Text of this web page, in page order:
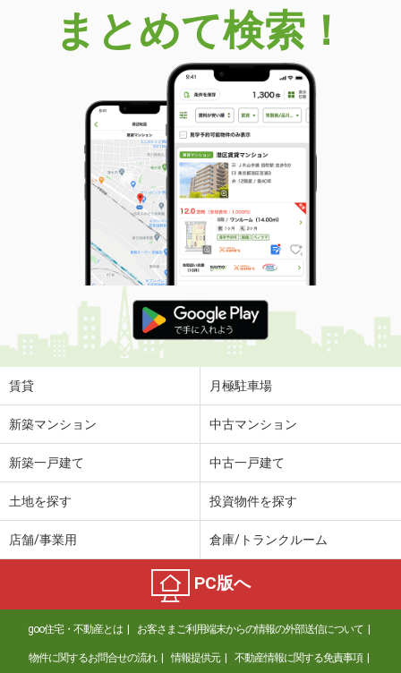
まとめて検索！
賃貸 月極駐車場
新築マンション 中古マンション
新築一戸建て 中古一戸建て
土地を探す 投資物件を探す
店舗/事業用 倉庫/トランクルーム
PC版へ
goo住宅・不動産とは お客さまご利用端末からの情報の外部送信について
物件に関するお問合せの流れ 情報提供元 不動産情報に関する免責事項